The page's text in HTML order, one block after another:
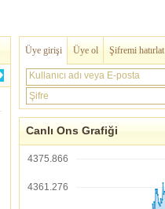
Üye girişi Üye ol Şifremi hatırlat
Kullanıcı adı veya E-posta
Şifre
Canlı Ons Grafiği
4375.866
4361.276